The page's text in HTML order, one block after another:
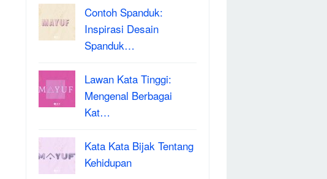
Contoh Spanduk:
Inspirasi Desain
Spanduk…
Lawan Kata Tinggi:
Mengenal Berbagai
Kat…
Kata Kata Bijak Tentang
Kehidupan